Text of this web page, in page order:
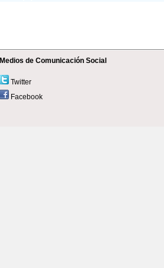
Medios de Comunicación Social
Twitter
Facebook